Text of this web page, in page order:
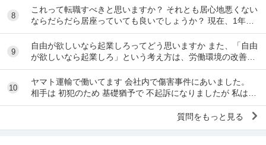
8
これって転職すべきと思いますか？ それとも居心地悪くない
ならだらだら居座っていても良いでしょうか？ 現在、1年半
前ぐらいに産休育休から復帰し時短勤務で働い...
9
自由が欲しいなら起業しろってどう思いますか また、「自由
が欲しいなら起業しろ」という考え方は、労働環境の改善が
不要だという意味にはならないと思うのですが
10
ヤマト運輸で働いてます 会社内で傷害事件にあいました。
相手は 初犯のため 基礎猶予で 不起訴になりましたが 私は怪
我をしています。 会社は不起訴になった...
質問をもっと見る